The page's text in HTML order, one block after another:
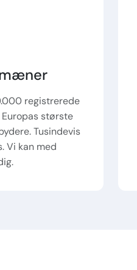
registrerede
største
Tusindevis
Vi kan med